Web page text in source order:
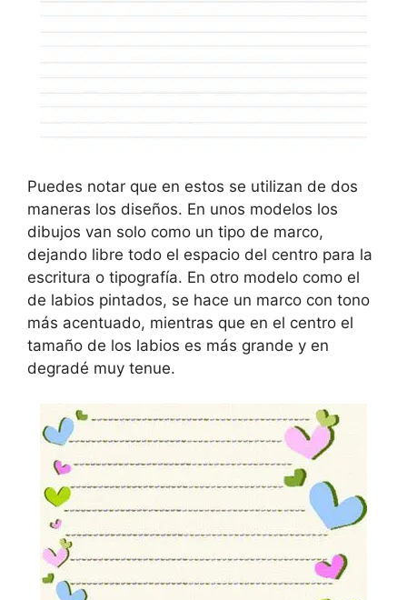
Puedes notar que en estos se utilizan de dos
maneras los diseños. En unos modelos los
dibujos van solo como un tipo de marco,
dejando libre todo el espacio del centro para la
escritura o tipografía. En otro modelo como el
de labios pintados, se hace un marco con tono
más acentuado, mientras que en el centro el
tamaño de los labios es más grande y en
degradé muy tenue.